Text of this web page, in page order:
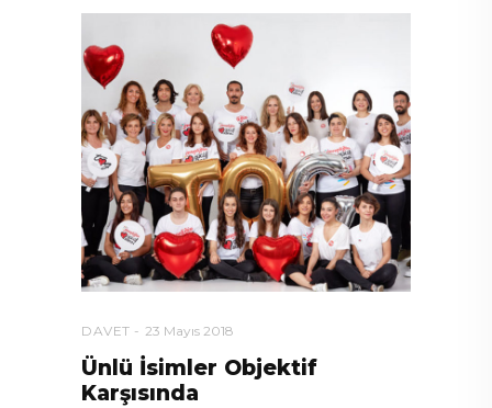
DAVET 23 Mayıs 2018
Ünlü İsimler Objektif
Karşısında